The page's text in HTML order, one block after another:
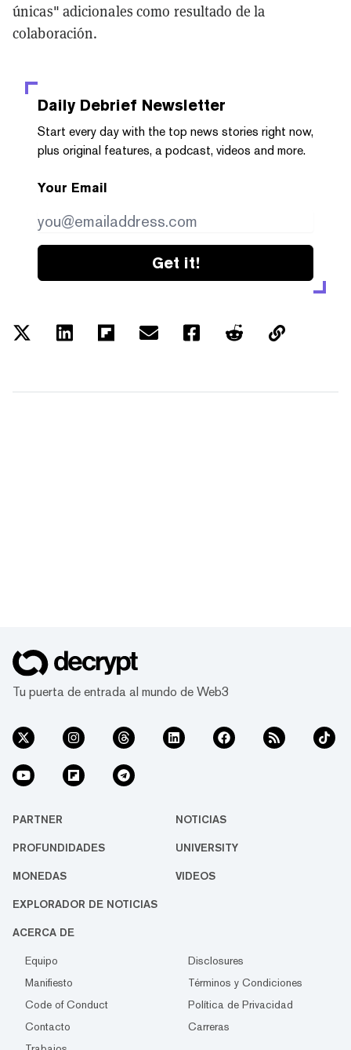
únicas" adicionales como resultado de la
colaboración.
Daily Debrief Newsletter
Start every day with the top news stories right now,
plus original features, a podcast, videos and more.
Your Email
Get it!
Tu puerta de entrada al mundo de Web3
PARTNER NOTICIAS
PROFUNDIDADES UNIVERSITY
MONEDAS VIDEOS
EXPLORADOR DE NOTICIAS
ACERCA DE
Equipo
Disclosures
Manifiesto
Términos y Condiciones
Code of Conduct
Política de Privacidad
Contacto
Carreras